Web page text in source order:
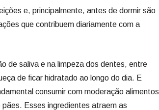
e, principalmente, antes de dormir são
que contribuem diariamente com a
de saliva e na limpeza dos dentes, entre
de ficar hidratado ao longo do dia. E
consumir com moderação alimentos
Esses ingredientes atraem as